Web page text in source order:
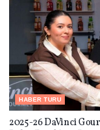
HABER TURU
2025-26 DaVinci